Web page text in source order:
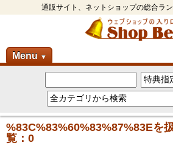
通販サイト、ネットショップの総合ラ
Menu ▼
%83C%83%60%83%87%83Eを
覧：0